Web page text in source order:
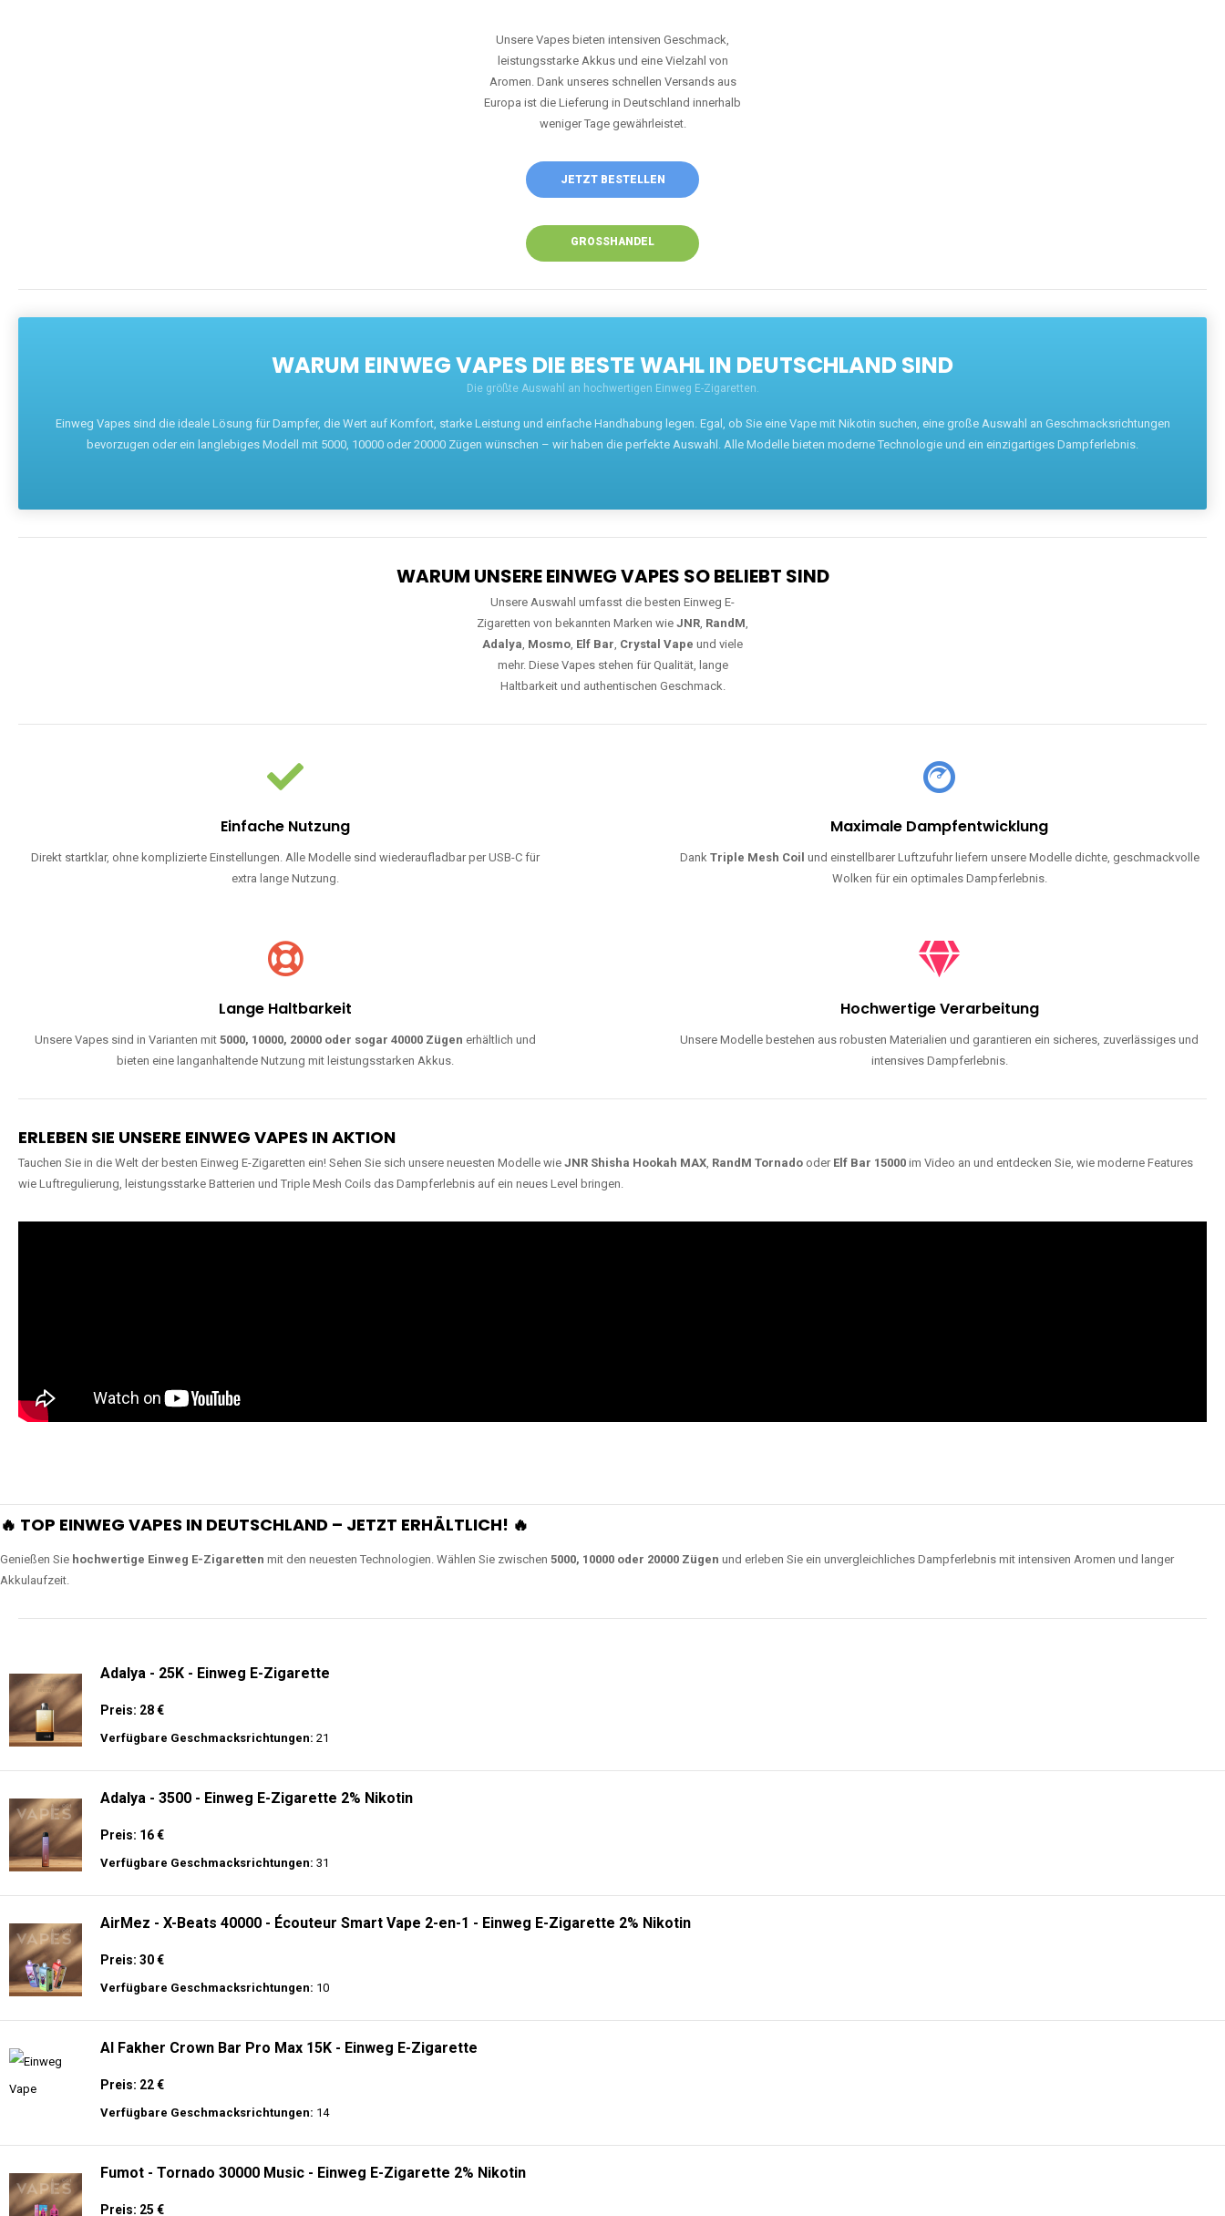
Unsere Vapes bieten intensiven Geschmack,
leistungsstarke Akkus und eine Vielzahl von
Aromen. Dank unseres schnellen Versands aus
Europa ist die Lieferung in Deutschland innerhalb
weniger Tage gewährleistet.
JETZT BESTELLEN
GROSSHANDEL
WARUM EINWEG VAPES DIE BESTE WAHL IN DEUTSCHLAND SIND
Die größte Auswahl an hochwertigen Einweg E-Zigaretten.
Einweg Vapes sind die ideale Lösung für Dampfer, die Wert auf Komfort, starke Leistung und einfache Handhabung legen. Egal, ob Sie eine Vape mit Nikotin suchen, eine große Auswahl an Geschmacksrichtungen
bevorzugen oder ein langlebiges Modell mit 5000, 10000 oder 20000 Zügen wünschen – wir haben die perfekte Auswahl. Alle Modelle bieten moderne Technologie und ein einzigartiges Dampferlebnis.
WARUM UNSERE EINWEG VAPES SO BELIEBT SIND
Unsere Auswahl umfasst die besten Einweg E-
Zigaretten von bekannten Marken wie JNR, RandM,
Adalya, Mosmo, Elf Bar, Crystal Vape und viele
mehr. Diese Vapes stehen für Qualität, lange
Haltbarkeit und authentischen Geschmack.
Einfache Nutzung
Direkt startklar, ohne komplizierte Einstellungen. Alle Modelle sind wiederaufladbar per USB-C für
extra lange Nutzung.
Maximale Dampfentwicklung
Dank Triple Mesh Coil und einstellbarer Luftzufuhr liefern unsere Modelle dichte, geschmackvolle
Wolken für ein optimales Dampferlebnis.
Lange Haltbarkeit
Unsere Vapes sind in Varianten mit5000, 10000, 20000 oder sogar 40000 Zügen erhältlich und
bieten eine langanhaltende Nutzung mit leistungsstarken Akkus.
Hochwertige Verarbeitung
Unsere Modelle bestehen aus robusten Materialien und garantieren ein sicheres, zuverlässiges und
intensives Dampferlebnis.
ERLEBEN SIE UNSERE EINWEG VAPES IN AKTION
Tauchen Sie in die Welt der besten Einweg E-Zigaretten ein! Sehen Sie sich unsere neuesten Modelle wie JNR Shisha Hookah MAX, RandM Tornado oder Elf Bar 15000 im Video an und entdecken Sie, wie moderne Features
wie Luftregulierung, leistungsstarke Batterien und Triple Mesh Coils das Dampferlebnis auf ein neues Level bringen.
🔥 TOP EINWEG VAPES IN DEUTSCHLAND – JETZT ERHÄLTLICH! 🔥
Genießen Sie hochwertige Einweg E-Zigaretten mit den neuesten Technologien. Wählen Sie zwischen 5000, 10000 oder 20000 Zügen und erleben Sie ein unvergleichliches Dampferlebnis mit intensiven Aromen und langer
Akkulaufzeit.
Adalya - 25K - Einweg E-Zigarette
Preis: 28 €
Verfügbare Geschmacksrichtungen: 21
Adalya - 3500 - Einweg E-Zigarette 2% Nikotin
Preis: 16 €
Verfügbare Geschmacksrichtungen: 31
AirMez - X-Beats 40000 - Écouteur Smart Vape 2-en-1 - Einweg E-Zigarette 2% Nikotin
Preis: 30 €
Verfügbare Geschmacksrichtungen: 10
Al Fakher Crown Bar Pro Max 15K - Einweg E-Zigarette
Preis: 22 €
Verfügbare Geschmacksrichtungen: 14
Fumot - Tornado 30000 Music - Einweg E-Zigarette 2% Nikotin
Preis: 25 €